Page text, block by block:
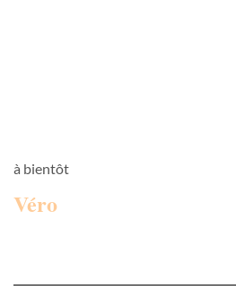
à bientôt
Véro